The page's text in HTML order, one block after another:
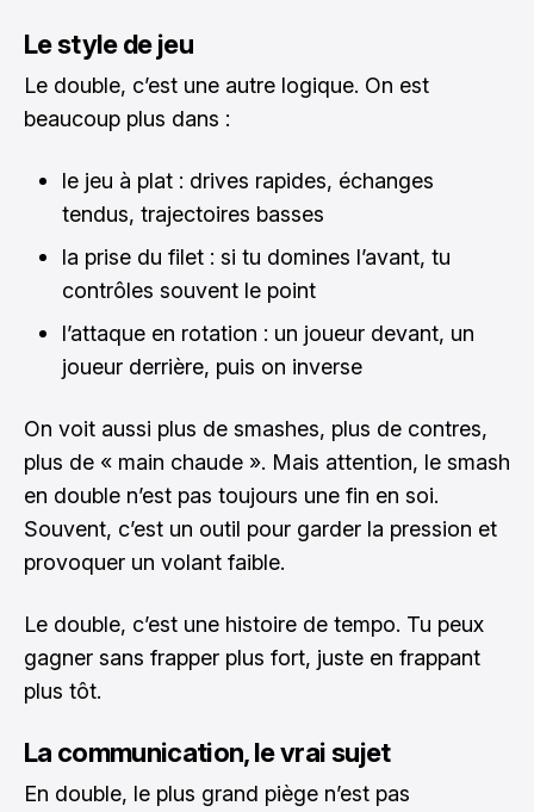
Le style de jeu
Le double, c’est une autre logique. On est
beaucoup plus dans :
le jeu à plat : drives rapides, échanges
tendus, trajectoires basses
la prise du filet : si tu domines l’avant, tu
contrôles souvent le point
l’attaque en rotation : un joueur devant, un
joueur derrière, puis on inverse
On voit aussi plus de smashes, plus de contres,
plus de « main chaude ». Mais attention, le smash
en double n’est pas toujours une fin en soi.
Souvent, c’est un outil pour garder la pression et
provoquer un volant faible.
Le double, c’est une histoire de tempo. Tu peux
gagner sans frapper plus fort, juste en frappant
plus tôt.
La communication, le vrai sujet
En double, le plus grand piège n’est pas